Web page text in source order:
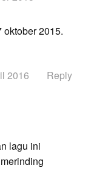
oktober 2015.
2016
Reply
lagu ini